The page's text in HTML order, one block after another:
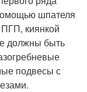
шпателя
киянкой
должны быть
подвесы с